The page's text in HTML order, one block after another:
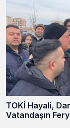
TOKİ Hayali,
Vatandaşın